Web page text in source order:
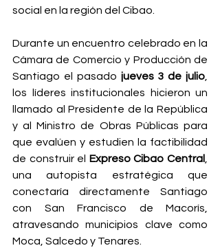
social en la región del Cibao.
Durante un encuentro celebrado en la
Cámara de Comercio y Producción de
Santiago el pasado jueves 3 de julio,
los líderes institucionales hicieron un
llamado al Presidente de la República
y al Ministro de Obras Públicas para
que evalúen y estudien la factibilidad
de construir el Expreso Cibao Central ,
una autopista estratégica que
conectaría directamente Santiago
con San Francisco de Macorís,
atravesando municipios clave como
Moca, Salcedo y Tenares.